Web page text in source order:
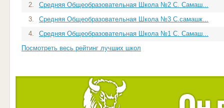
2.
Средняя Общеобразовательная Школа №2 С. Самаш...
3.
Средняя Общеобразовательная Школа №3 С.самашк...
4.
Средняя Общеобразовательная Школа №1 С. Самаш...
Посмотреть весь рейтинг лучших школ